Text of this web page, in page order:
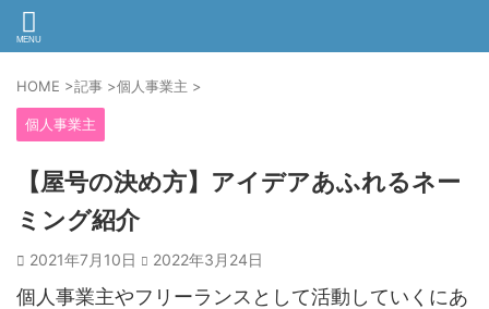
HOME >記事 >個人事業主 >
個人事業主
【屋号の決め方】アイデアあふれるネー
ミング紹介
2021年7月10日 2022年3月24日
個人事業主やフリーランスとして活動していくにあ